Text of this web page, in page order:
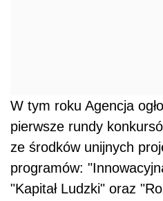
W tym roku Agencja
pierwsze rundy
ze środków unijnych
programów:
"Kapitał Ludzki" oraz